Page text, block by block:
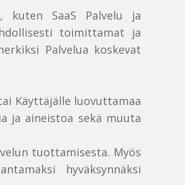
kuten SaaS Palvelu ja
toimittamat ja
Palvelua koskevat
Käyttäjälle luovuttamaa
ja aineistoa sekä muuta
tuottamisesta. Myös
hyväksynnäksi